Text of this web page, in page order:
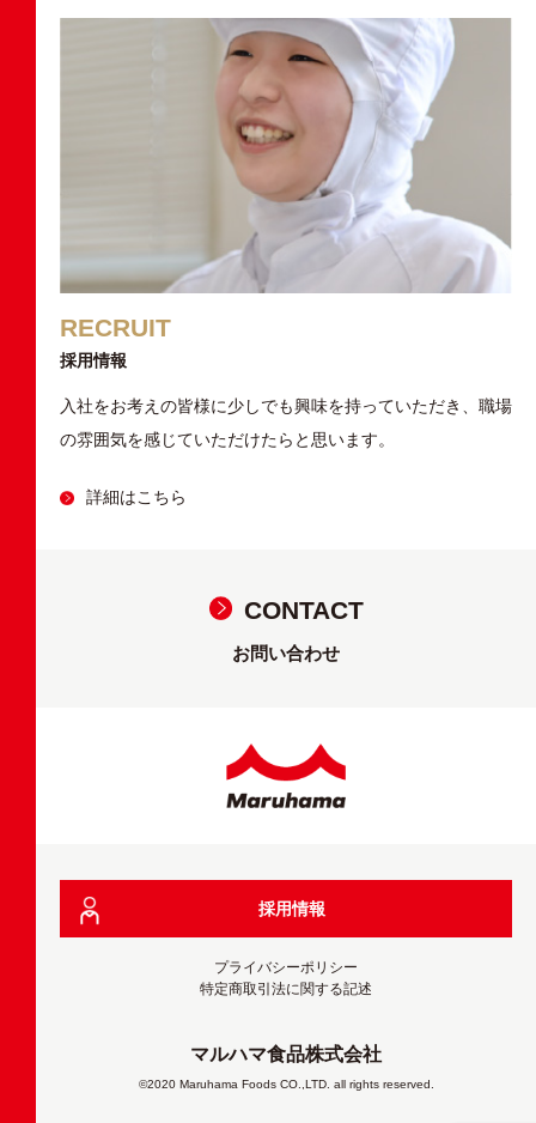
RECRUIT
採用情報
入社をお考えの皆様に少しでも興味を持っていただき、職場
の雰囲気を感じていただけたらと思います。
詳細はこちら
CONTACT
お問い合わせ
採用情報
プライバシーポリシー
特定商取引法に関する記述
マルハマ食品株式会社
©2020 Maruhama Foods CO.,LTD. all rights reserved.